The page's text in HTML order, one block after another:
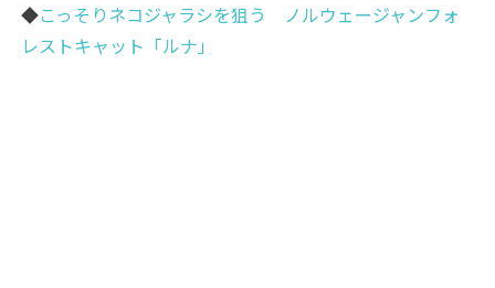
◆こっそりネコジャラシを狙う ノルウェージャンフォ
レストキャット「ルナ」